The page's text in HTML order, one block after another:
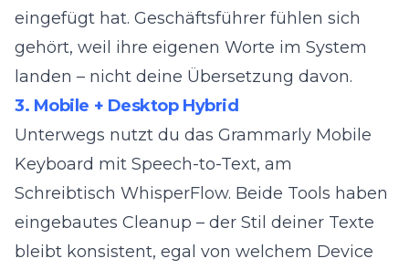
eingefügt hat. Geschäftsführer fühlen sich
gehört, weil ihre eigenen Worte im System
landen – nicht deine Übersetzung davon.
3. Mobile + Desktop Hybrid
Unterwegs nutzt du das Grammarly Mobile
Keyboard mit Speech-to-Text, am
Schreibtisch WhisperFlow. Beide Tools haben
eingebautes Cleanup – der Stil deiner Texte
bleibt konsistent, egal von welchem Device